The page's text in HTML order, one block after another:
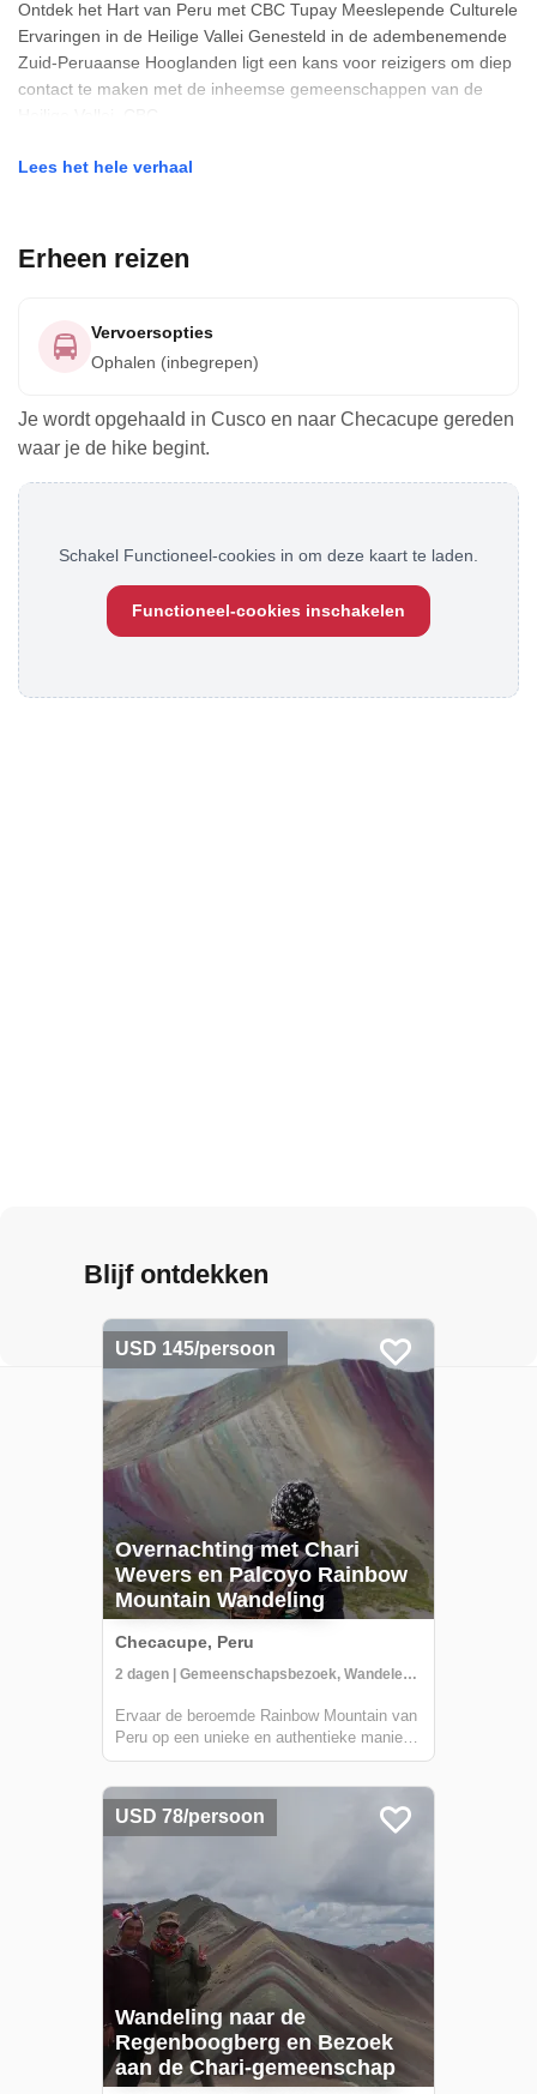
Ontdek het Hart van Peru met CBC Tupay Meeslepende Culturele
Ervaringen in de Heilige Vallei Genesteld in de adembenemende
Zuid-Peruaanse Hooglanden ligt een kans voor reizigers om diep
contact te maken met de inheemse gemeenschappen van de
Lees het hele verhaal
Erheen reizen
Vervoersopties
Ophalen (inbegrepen)
Je wordt opgehaald in Cusco en naar Checacupe gereden
waar je de hike begint.
Schakel Functioneel-cookies in om deze kaart te laden.
Functioneel-cookies inschakelen
Blijf ontdekken
USD 145/persoon
Overnachting met Chari
Wevers en Palcoyo Rainbow
Mountain Wandeling
Checacupe, Peru
2 dagen | Gemeenschapsbezoek, Wandelen, Tijd in de Natuur
Ervaar de beroemde Rainbow Mountain van
Peru op een unieke en authentieke manier
met CBC Tupay. In plaats van je aan te
je je eerste dag door met het bezoeken van
de Chari-gemeenschap, het leren van tr...
USD 78/persoon
Wandeling naar de
Regenboogberg en Bezoek
aan de Chari-gemeenschap